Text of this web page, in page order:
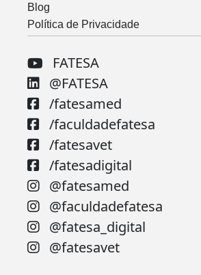
Blog
Política de Privacidade
FATESA
@FATESA
/fatesamed
/faculdadefatesa
/fatesavet
/fatesadigital
@fatesamed
@faculdadefatesa
@fatesa_digital
@fatesavet